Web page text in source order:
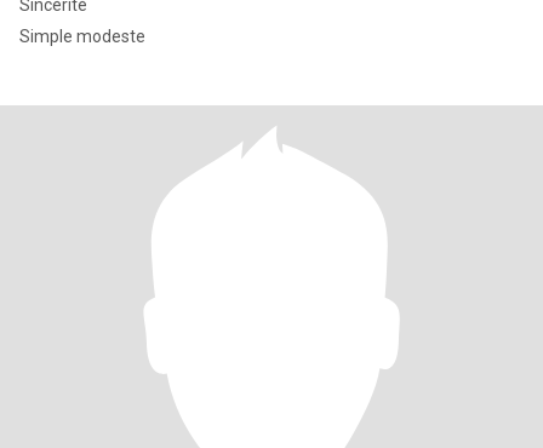
Sincérité
Simple modeste